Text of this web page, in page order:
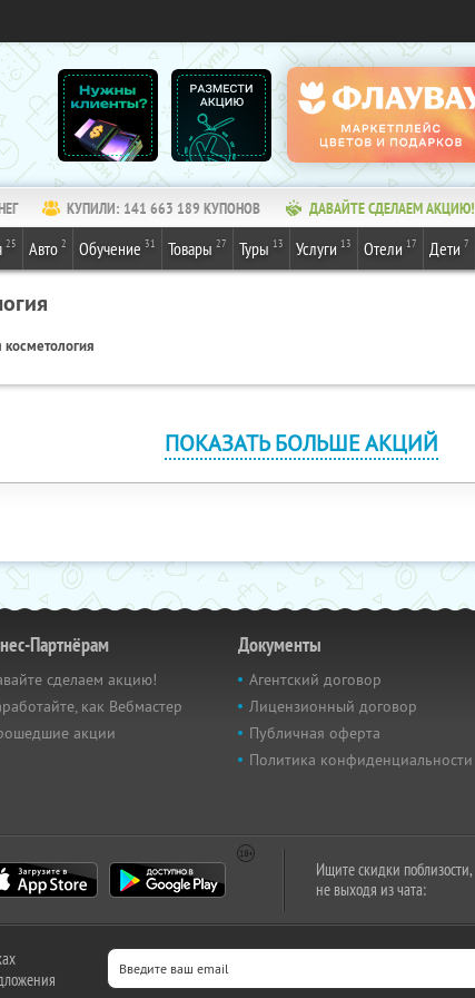
КУПИЛИ: 141 663 189 КУПОНОВ ДАВАЙТЕ СДЕЛАЕМ АКЦИЮ!
25 Авто 2 Обучение 31 Товары 27 Туры 13 Услуги 13 Отели 17 Дети 7
косметология
ПОКАЗАТЬ БОЛЬШЕ АКЦИЙ
Партнёрам
сделаем акцию!
как Вебмастер
акции
Документы
Агентский договор
Лицензионный договор
Публичная оферта
Политика конфиденциальности
Ищите скидки поблизости,
не выходя из чата: